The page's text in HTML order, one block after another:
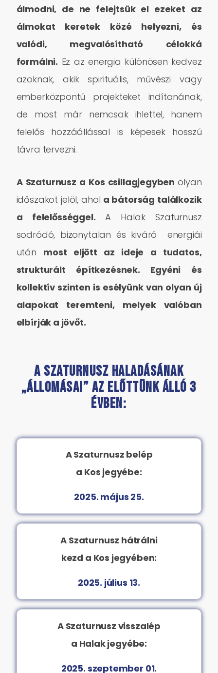
álmodni, de ne felejtsük el ezeket az
álmokat keretek közé helyezni, és
valódi, megvalósítható célokká
formálni. Ez az energia különösen kedvez
azoknak, akik spirituális, művészi vagy
emberközpontú projekteket indítanának,
de most már nemcsak ihlettel, hanem
felelős hozzáállással is képesek hosszú
távra tervezni.
A Szaturnusz a Kos csillagjegybenolyan
időszakot jelöl, ahol a bátorság találkozik
a felelősséggel.A Halak Szaturnusz
sodródó, bizonytalan és kiváró energiái
után most eljött az ideje a tudatos,
strukturált építkezésnek. Egyéni és
kollektív szinten is esélyünk van olyan új
alapokat teremteni, melyek valóban
elbírják a jövőt.
A Szaturnusz haladásának
„állomásai” az előttünk álló 3
évben:
A Szaturnusz belép
a Kos jegyébe:
2025. május 25.
A Szaturnusz hátrálni
kezd a Kos jegyében:
2025. július 13.
A Szaturnusz visszalép
a Halak jegyébe:
2025. szeptember 01.